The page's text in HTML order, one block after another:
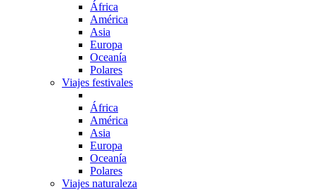
África
América
Asia
Europa
Oceanía
Polares
Viajes festivales
África
América
Asia
Europa
Oceanía
Polares
Viajes naturaleza